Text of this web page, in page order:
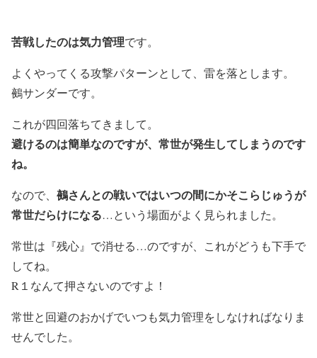
苦戦したのは気力管理です。
よくやってくる攻撃パターンとして、雷を落とします。
鵺サンダーです。
これが四回落ちてきまして。
避けるのは簡単なのですが、常世が発生してしまうのです
ね。
なので、 鵺さんとの戦いではいつの間にかそこらじゅうが
常世だらけになる…という場面がよく見られました。
常世は『残心』で消せる…のですが、これがどうも下手で
してね。
R１なんて押さないのですよ！
常世と回避のおかげでいつも気力管理をしなければなりま
せんでした。